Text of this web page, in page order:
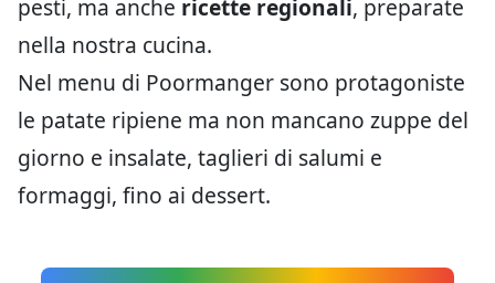
pesti, ma anche ricette regionali, preparate
nella nostra cucina.
Nel menu di Poormanger sono protagoniste
le patate ripiene ma non mancano zuppe del
giorno e insalate, taglieri di salumi e
formaggi, fino ai dessert.